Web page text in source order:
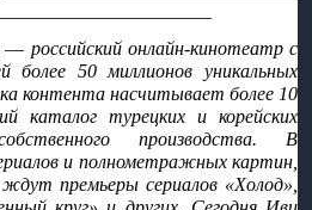
— российский онлайн-кинотеатр с
более 50 миллионов уникальных
контента насчитывает более 10
каталог турецких и корейских
производства. В
и полнометражных картин,
ждут премьеры сериалов «Холод»,